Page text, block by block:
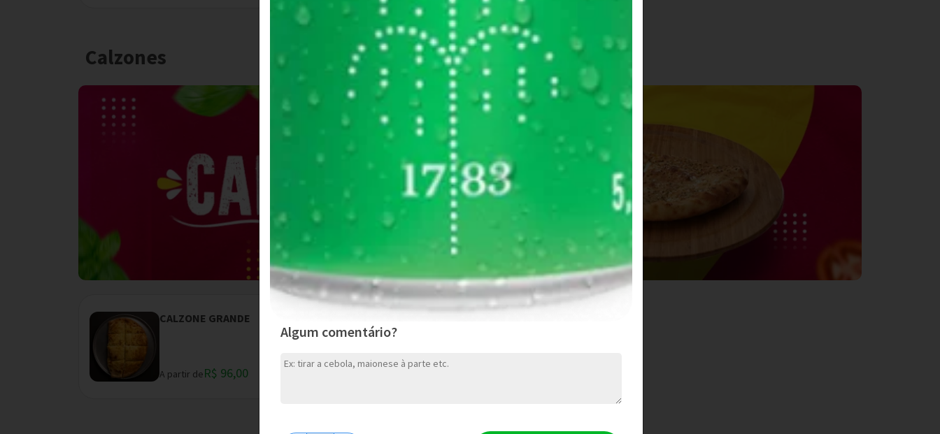
Algum comentário?
Calzones
CALZONE GRANDE
A partir deR$ 96,00